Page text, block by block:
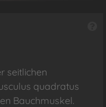
seitlichen
quadratus
Bauchmuskel.